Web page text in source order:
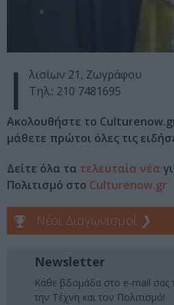
Ι
λισίων 21, Ζωγράφου
Τηλ.: 210 7481695
Ακολουθήστε το
μάθετε πρώτοι όλες τις
Δείτε όλα τα τελευταία νέα
Πολιτισμό στο Culturenow.gr
Νέοι Διαγωνισμοί ❯
Newsletter
Κάθε βδομάδα στο e-mail σας
την Τέχνη και τον Πολιτισμό!